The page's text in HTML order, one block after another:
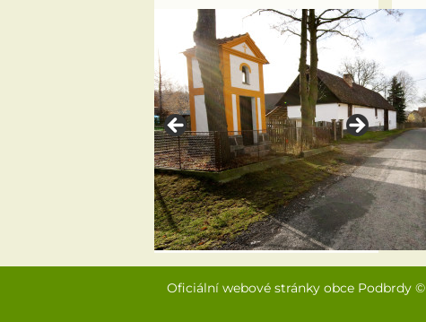
Oficiální webové stránky obce Podbrdy ©